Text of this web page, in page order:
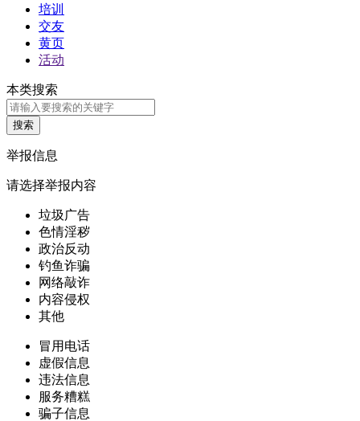
培训
交友
黄页
活动
本类搜索
举报信息
请选择举报内容
垃圾广告
色情淫秽
政治反动
钓鱼诈骗
网络敲诈
内容侵权
其他
冒用电话
虚假信息
违法信息
服务糟糕
骗子信息